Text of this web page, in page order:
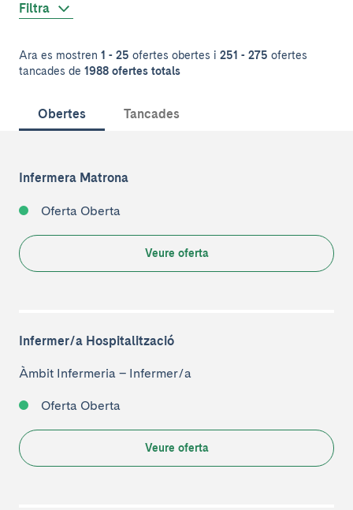
Filtra
Ara es mostren 1 - 25 ofertes obertes i 251 - 275 ofertes
tancades de 1988 ofertes totals
Obertes Tancades
Infermera Matrona
Oferta Oberta
Veure oferta
Infermer/a Hospitalització
Àmbit Infermeria – Infermer/a
Oferta Oberta
Veure oferta